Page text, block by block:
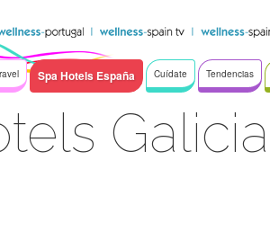
Spa Hotels España Cuídate Tendencias
Galicia